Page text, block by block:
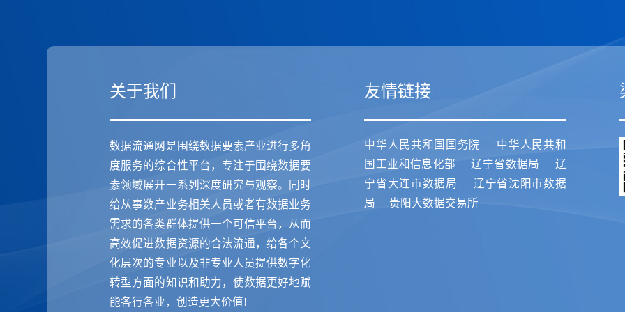
关于我们
数据流通网是围绕数据要素产业进行多角
度服务的综合性平台，专注于围绕数据要
素领域展开一系列深度研究与观察。同时
给从事数产业务相关人员或者有数据业务
需求的各类群体提供一个可信平台，从而
高效促进数据资源的合法流通，给各个文
化层次的专业以及非专业人员提供数字化
转型方面的知识和助力，使数据更好地赋
能各行各业，创造更大价值!
友情链接
中华人民共和国国务院
中华人民共和
国工业和信息化部
辽宁省数据局
辽
宁省大连市数据局
辽宁省沈阳市数据
局
贵阳大数据交易所